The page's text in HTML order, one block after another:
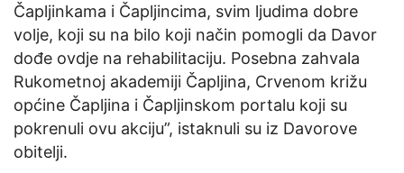
Čapljinkama i Čapljincima, svim ljudima dobre
volje, koji su na bilo koji način pomogli da Davor
dođe ovdje na rehabilitaciju. Posebna zahvala
Rukometnoj akademiji Čapljina, Crvenom križu
općine Čapljina i Čapljinskom portalu koji su
pokrenuli ovu akciju”, istaknuli su iz Davorove
obitelji.